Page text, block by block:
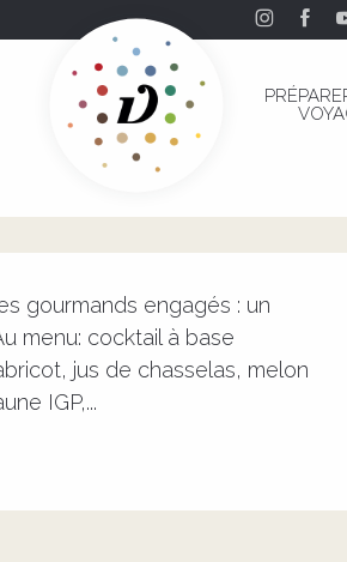
gourmands engagés : un
menu: cocktail à base
jus de chasselas, melon
IGP,...